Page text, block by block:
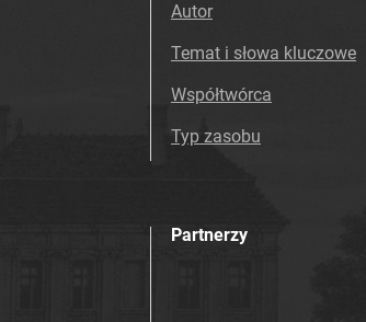
Autor
Temat i słowa kluczowe
Współtwórca
Typ zasobu
Partnerzy